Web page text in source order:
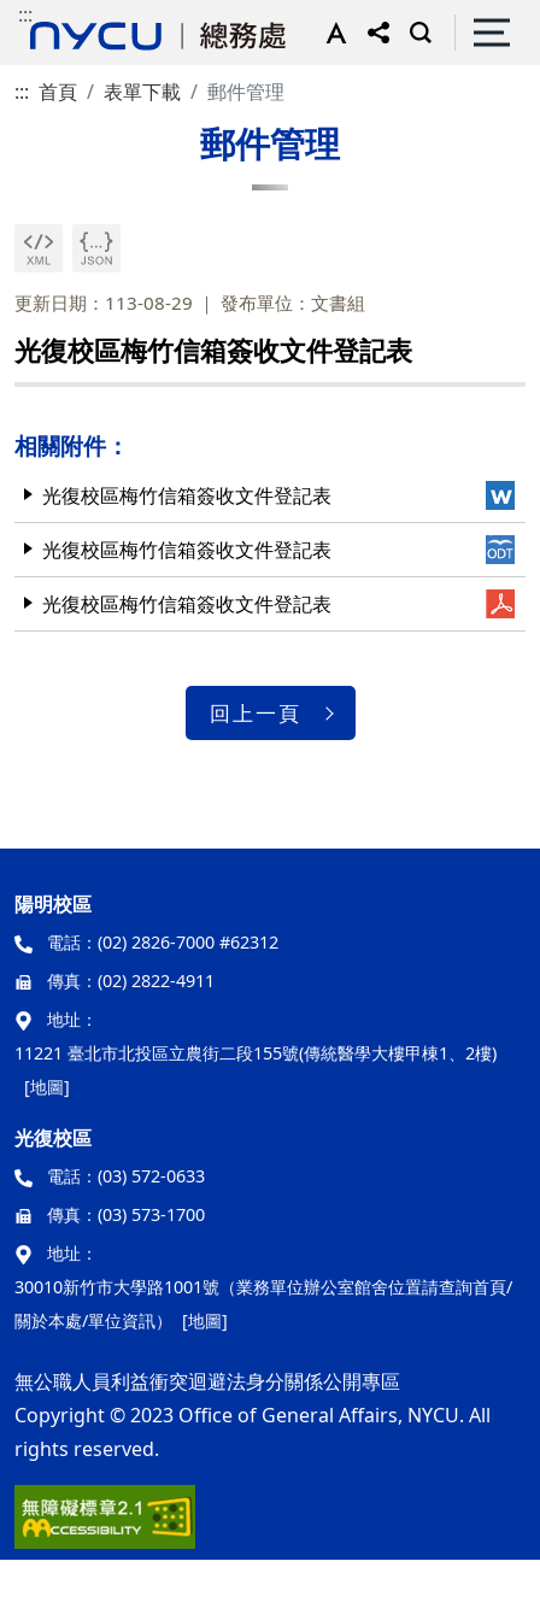
:::
::: 首頁 表單下載 郵件管理
郵件管理
更新日期：113-08-29 發布單位：文書組
光復校區梅竹信箱簽收文件登記表
相關附件：
光復校區梅竹信箱簽收文件登記表
光復校區梅竹信箱簽收文件登記表
光復校區梅竹信箱簽收文件登記表
回上一頁
陽明校區
電話： (02) 2826-7000 #62312
傳真： (02) 2822-4911
地址：
11221 臺北市北投區立農街二段155號(傳統醫學大樓甲棟1、2樓)
[地圖]
光復校區
電話： (03) 572-0633
傳真： (03) 573-1700
地址：
30010新竹市大學路1001號（業務單位辦公室館舍位置請查詢首頁/
關於本處/單位資訊）
[地圖]
無公職人員利益衝突迴避法身分關係公開專區
Copyright © 2023 Office of General Affairs, NYCU. All
rights reserved.